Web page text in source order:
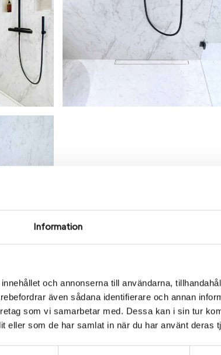
Information
och annonserna till användarna,
även sådana identifierare och annan
som vi samarbetar med. Dessa kan i sin tur
eller som de har samlat in när du har använt deras